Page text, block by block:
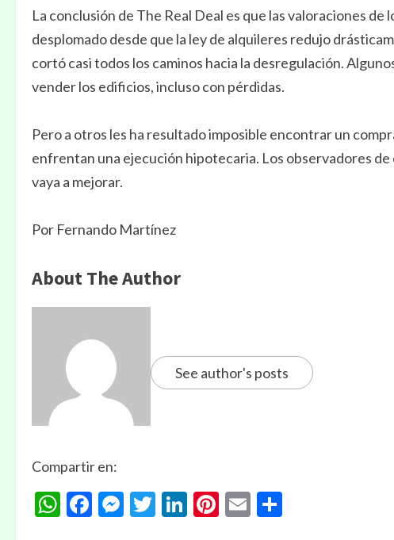
La conclusión de The Real Deal es que las valoraciones
desplomado desde que la ley de alquileres redujo
cortó casi todos los caminos hacia la desregulación.
vender los edificios, incluso con pérdidas.
Pero a otros les ha resultado imposible encontrar un
enfrentan una ejecución hipotecaria. Los observadores
vaya a mejorar.
Por Fernando Martínez
About The Author
See author's posts
Compartir en:
WhatsApp
Facebook
Messenger
Twitter
LinkedIn
Pinterest
Email